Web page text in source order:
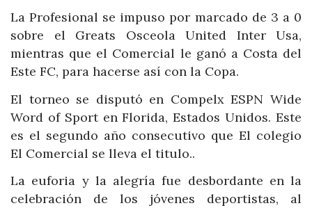
La Profesional se impuso por marcado de 3 a 0
sobre el Greats Osceola United Inter Usa,
mientras que el Comercial le ganó a Costa del
Este FC, para hacerse así con la Copa.
El torneo se disputó en Compelx ESPN Wide
Word of Sport en Florida, Estados Unidos. Este
es el segundo año consecutivo que El colegio
El Comercial se lleva el titulo..
La euforia y la alegría fue desbordante en la
celebración de los jóvenes deportistas, al